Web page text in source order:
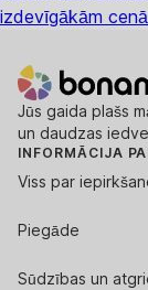
izdevīgākām
Jūs gaida plašs
un daudzas
INFORMĀCIJA
Viss par
Piegāde
Sūdzības un